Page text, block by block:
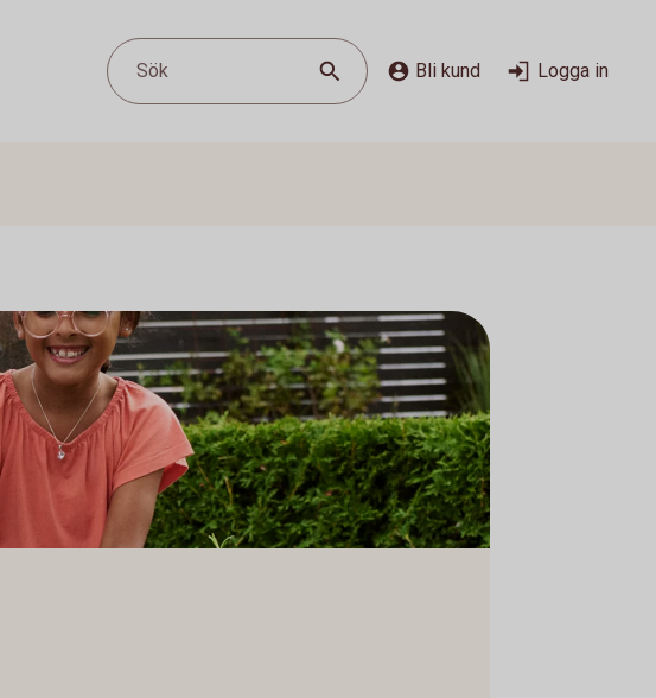
Sök Bli kund Logga in